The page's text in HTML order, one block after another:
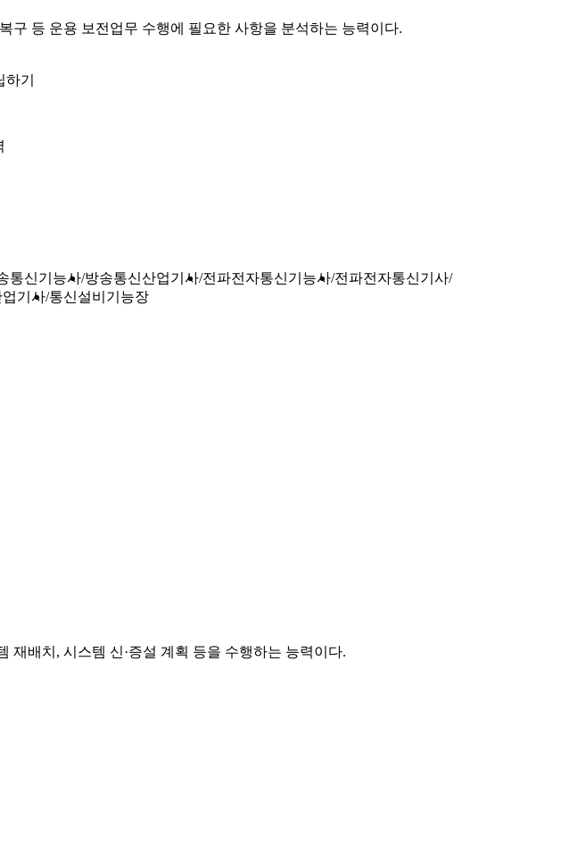
구 등 운용 보전업무 수행에 필요한 사항을 분석하는 능력이다.
기
통신기능사 방송통신산업기사 전파전자통신기능사 전파전자통신기사
기사 통신설비기능장
배치, 시스템 신·증설 계획 등을 수행하는 능력이다.